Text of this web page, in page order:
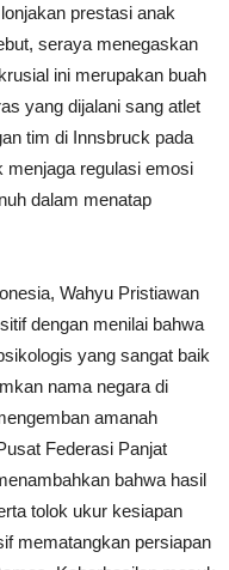
prestasi anak
seraya menegaskan
ini merupakan buah
yang dijalani sang atlet
tim di Innsbruck pada
menjaga regulasi emosi
dalam menatap
Wahyu Pristiawan
dengan menilai bahwa
yang sangat baik
nama negara di
amanah
Federasi Panjat
bahwa hasil
tolok ukur kesiapan
mematangkan persiapan